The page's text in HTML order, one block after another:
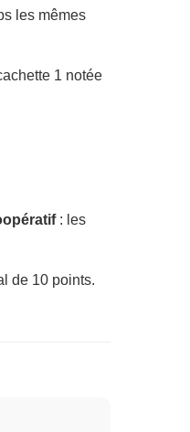
les mêmes
1 notée
: les
de 10 points.